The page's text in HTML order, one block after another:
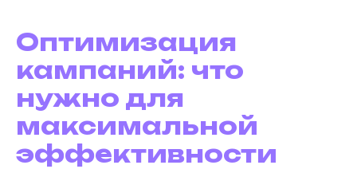
Оптимизация
кампаний: что
нужно для
максимальной
эффективности